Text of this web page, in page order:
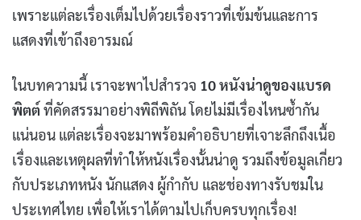
เพราะแต่ละเรื่องเต็มไปด้วยเรื่องราวที่เข้มข้นและการ
แสดงที่เข้าถึงอารมณ์
ในบทความนี้ เราจะพาไปสำรวจ 10 หนังน่าดูของแบรด
พิตต์ ที่คัดสรรมาอย่างพิถีพิถัน โดยไม่มีเรื่องไหนซ้ำกัน
แน่นอน แต่ละเรื่องจะมาพร้อมคำอธิบายที่เจาะลึกถึงเนื้อ
เรื่องและเหตุผลที่ทำให้หนังเรื่องนั้นน่าดู รวมถึงข้อมูลเกี่ยว
กับประเภทหนัง นักแสดง ผู้กำกับ และช่องทางรับชมใน
ประเทศไทย เพื่อให้เราได้ตามไปเก็บครบทุกเรื่อง!